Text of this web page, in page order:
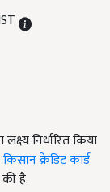
निर्धारित किया
किसान क्रेडिट कार्ड
है.